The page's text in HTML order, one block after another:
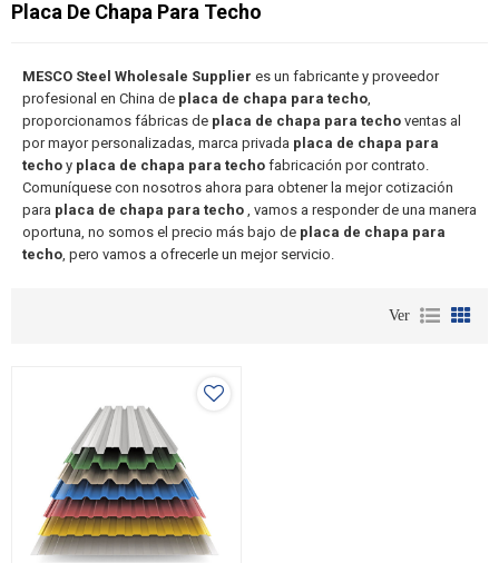
Placa De Chapa Para Techo
MESCO Steel Wholesale Supplier es un fabricante y proveedor
profesional en China de placa de chapa para techo,
proporcionamos fábricas de placa de chapa para techo ventas al
por mayor personalizadas, marca privada placa de chapa para
techo y placa de chapa para techo fabricación por contrato.
Comuníquese con nosotros ahora para obtener la mejor cotización
para placa de chapa para techo , vamos a responder de una manera
oportuna, no somos el precio más bajo de placa de chapa para
techo, pero vamos a ofrecerle un mejor servicio.
Ver